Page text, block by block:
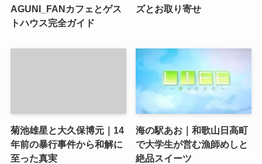
AGUNI_FANカフェとゲス
トハウス完全ガイド
ズとお取り寄せ
菊池雄星と大久保博元｜14
年前の暴行事件から和解に
至った真実
海の駅あお｜和歌山日高町
で大学生が営む漁師めしと
絶品スイーツ